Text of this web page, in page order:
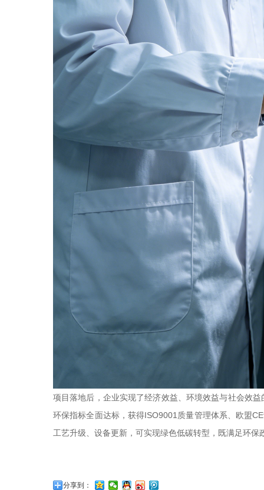
项目落地后，企业实现了经济效益、环境效益与社会效
环保指标全面达标，获得ISO9001质量管理体系、欧盟
工艺升级、设备更新，可实现绿色低碳转型，既满足环
分享到：